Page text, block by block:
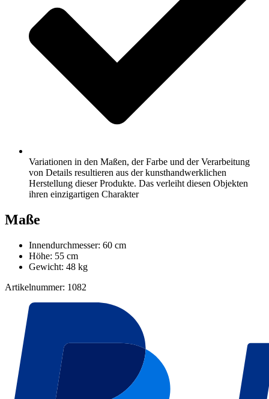
Variationen in den Maßen, der Farbe und der Verarbeitung
von Details resultieren aus der kunsthandwerklichen
Herstellung dieser Produkte. Das verleiht diesen Objekten
ihren einzigartigen Charakter
Maße
Innendurchmesser: 60 cm
Höhe: 55 cm
Gewicht: 48 kg
Artikelnummer: 1082